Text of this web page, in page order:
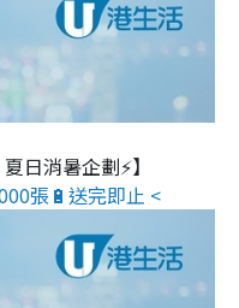
日消暑企劃⚡】
張🔋送完即止 <